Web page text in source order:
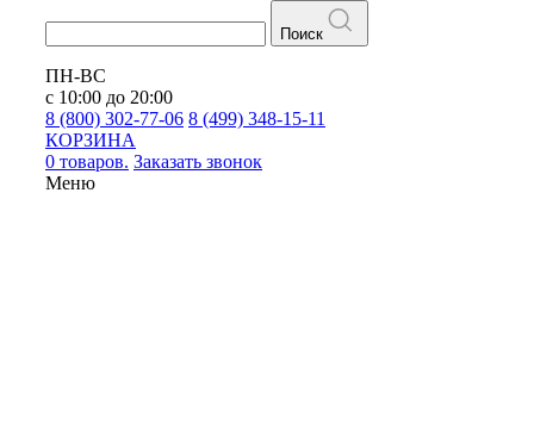
Поиск
ПН-ВС
с 10:00 до 20:00
8 (800) 302-77-06 8 (499) 348-15-11
КОРЗИНА
0 товаров. Заказать звонок
Меню